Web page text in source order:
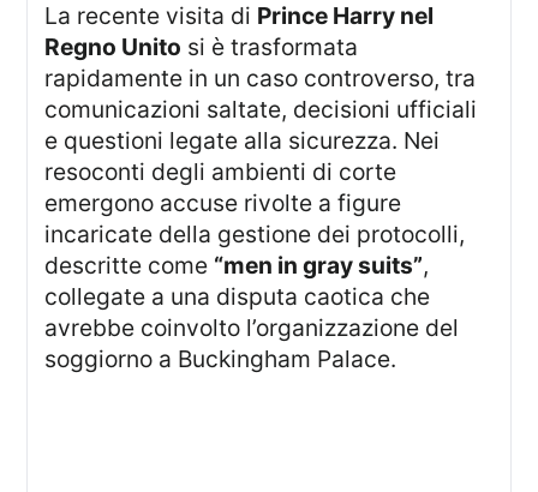
La recente visita di Prince Harry nel
Regno Unito si è trasformata
rapidamente in un caso controverso, tra
comunicazioni saltate, decisioni ufficiali
e questioni legate alla sicurezza. Nei
resoconti degli ambienti di corte
emergono accuse rivolte a figure
incaricate della gestione dei protocolli,
descritte come “men in gray suits”,
collegate a una disputa caotica che
avrebbe coinvolto l’organizzazione del
soggiorno a Buckingham Palace.